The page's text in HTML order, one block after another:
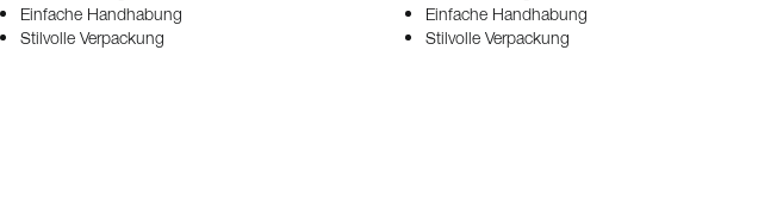
Einfache Handhabung
Stilvolle Verpackung
Einfache Handhabung
Stilvolle Verpackung